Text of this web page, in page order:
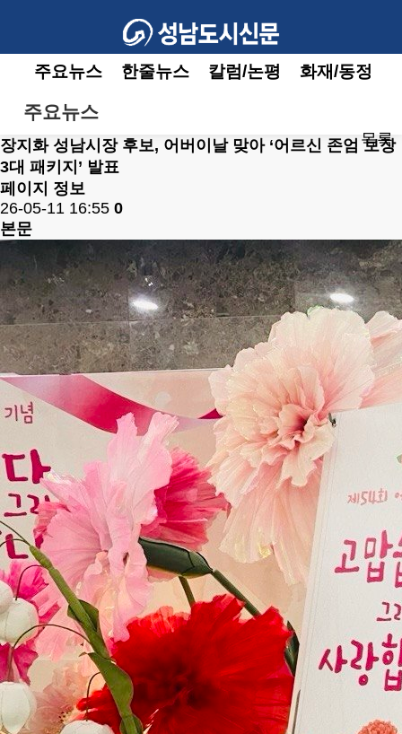
주요뉴스 한줄뉴스 칼럼/논평 화재/동정
주요뉴스
목록
장지화 성남시장 후보, 어버이날 맞아 ‘어르신 존엄 보장
3대 패키지’ 발표
페이지 정보
26-05-11 16:55 0
본문